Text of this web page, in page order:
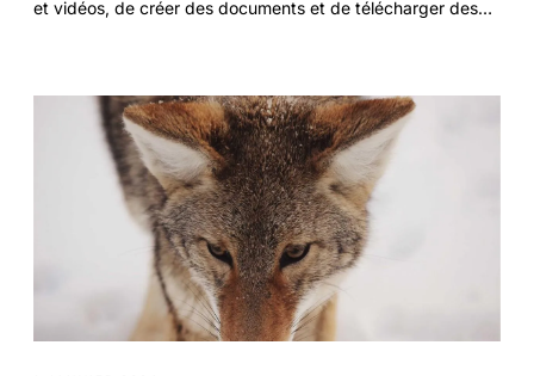
et vidéos, de créer des documents et de télécharger des